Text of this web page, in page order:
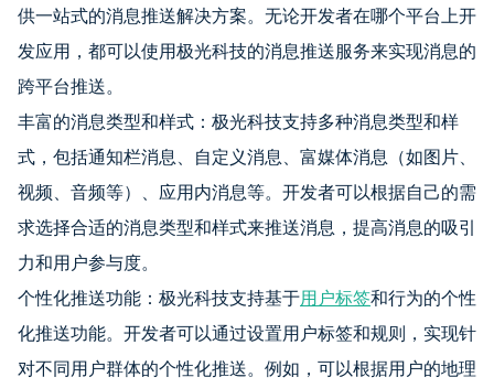
供一站式的消息推送解决方案。无论开发者在哪个平台上开
发应用，都可以使用极光科技的消息推送服务来实现消息的
跨平台推送。
丰富的消息类型和样式：极光科技支持多种消息类型和样
式，包括通知栏消息、自定义消息、富媒体消息（如图片、
视频、音频等）、应用内消息等。开发者可以根据自己的需
求选择合适的消息类型和样式来推送消息，提高消息的吸引
力和用户参与度。
个性化推送功能：极光科技支持基于用户标签和行为的个性
化推送功能。开发者可以通过设置用户标签和规则，实现针
对不同用户群体的个性化推送。例如，可以根据用户的地理